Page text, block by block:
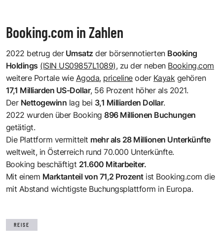
Booking.com in Zahlen
2022 betrug derUmsatz der börsennotierten Booking
Holdings (ISIN US09857L1089), zu der neben Booking.com
weitere Portale wie Agoda, priceline oder Kayak gehören
17,1 Milliarden US-Dollar, 56 Prozent höher als 2021.
Der Nettogewinn lag bei 3,1 Milliarden Dollar.
2022 wurden über Booking896 Millionen Buchungen
getätigt.
Die Plattform vermittelt mehr als 28 Millionen Unterkünfte
weltweit, in Österreich rund 70.000 Unterkünfte.
Booking beschäftigt 21.600 Mitarbeiter.
Mit einem Marktanteil von 71,2 Prozent ist Booking.com die
mit Abstand wichtigste Buchungsplattform in Europa.
REISE